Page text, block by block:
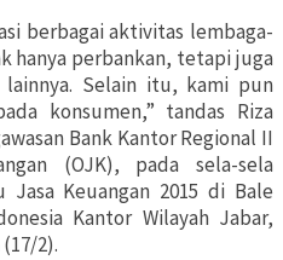
berbagai aktivitas lembaga-
hanya perbankan, tetapi juga
lainnya. Selain itu, kami pun
konsumen,” tandas Riza
Bank Kantor Regional II
(OJK), pada sela-sela
Jasa Keuangan 2015 di Bale
Kantor Wilayah Jabar,
2).